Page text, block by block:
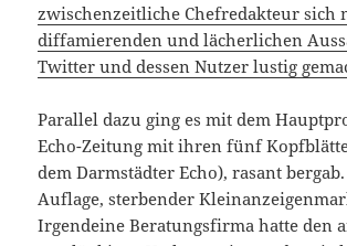
zwischenzeitliche Chefredakteur sich
diffamierenden und lächerlichen
Twitter und dessen Nutzer lustig
Parallel dazu ging es mit dem
Echo-Zeitung mit ihren fünf
dem Darmstädter Echo), rasant
Auflage, sterbender
Irgendeine Beratungsfirma hatte den